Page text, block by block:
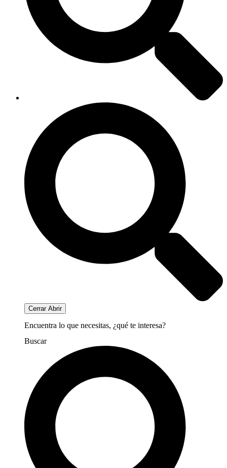
Cerrar Abrir
Encuentra lo que necesitas, ¿qué te interesa?
Buscar